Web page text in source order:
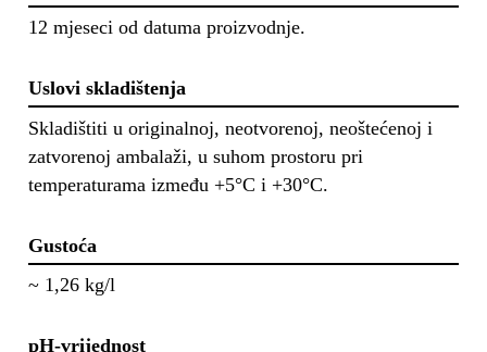
12 mjeseci od datuma proizvodnje.
Uslovi skladištenja
Skladištiti u originalnoj, neotvorenoj, neoštećenoj i
zatvorenoj ambalaži, u suhom prostoru pri
temperaturama između +5°C i +30°C.
Gustoća
~ 1,26 kg/l
pH-vrijednost